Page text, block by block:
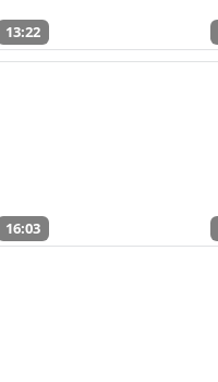
13:22
16:03